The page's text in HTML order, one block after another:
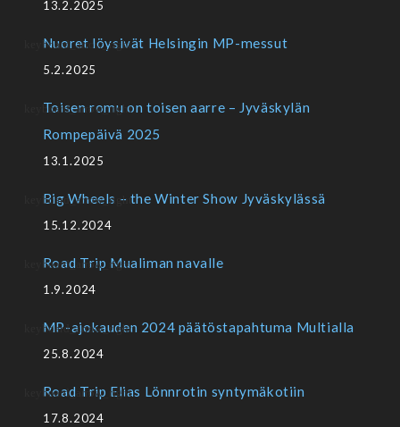
13.2.2025
Nuoret löysivät Helsingin MP-messut
5.2.2025
Toisen romu on toisen aarre – Jyväskylän
Rompepäivä 2025
13.1.2025
Big Wheels – the Winter Show Jyväskylässä
15.12.2024
Road Trip Mualiman navalle
1.9.2024
MP-ajokauden 2024 päätöstapahtuma Multialla
25.8.2024
Road Trip Elias Lönnrotin syntymäkotiin
17.8.2024